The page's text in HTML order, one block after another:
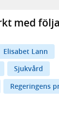
med
Elisabet Lann
Sjukvård
Regeringens